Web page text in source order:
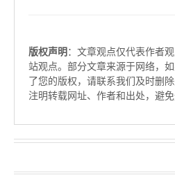
版权声明 ：文章观点仅代表作者
站观点。部分文章来源于网络，
了您的版权，请联系我们及时删
注明转载网址、作者和出处，避免